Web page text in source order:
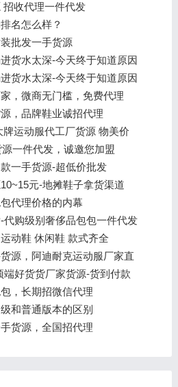
收代理一件代发
名怎么样？
批发一手货源
货水太深-今天终于知道原因
货水太深-今天终于知道原因
，微商无门槛，免费代理
，品牌鞋业诚招代理
运动服代工厂货源 物美价
一件代发，诚邀您加盟
一手货源-超低价批发
元-地摊鞋子拿货渠道
代理价格的内幕
代购级别奢侈品包包一件代发
动鞋 休闲鞋 款式齐全
源，阿迪耐克运动服厂家直
好货货厂家货源-货到付款
，长期招微信代理
和普通版本的区别
货源，全国招代理